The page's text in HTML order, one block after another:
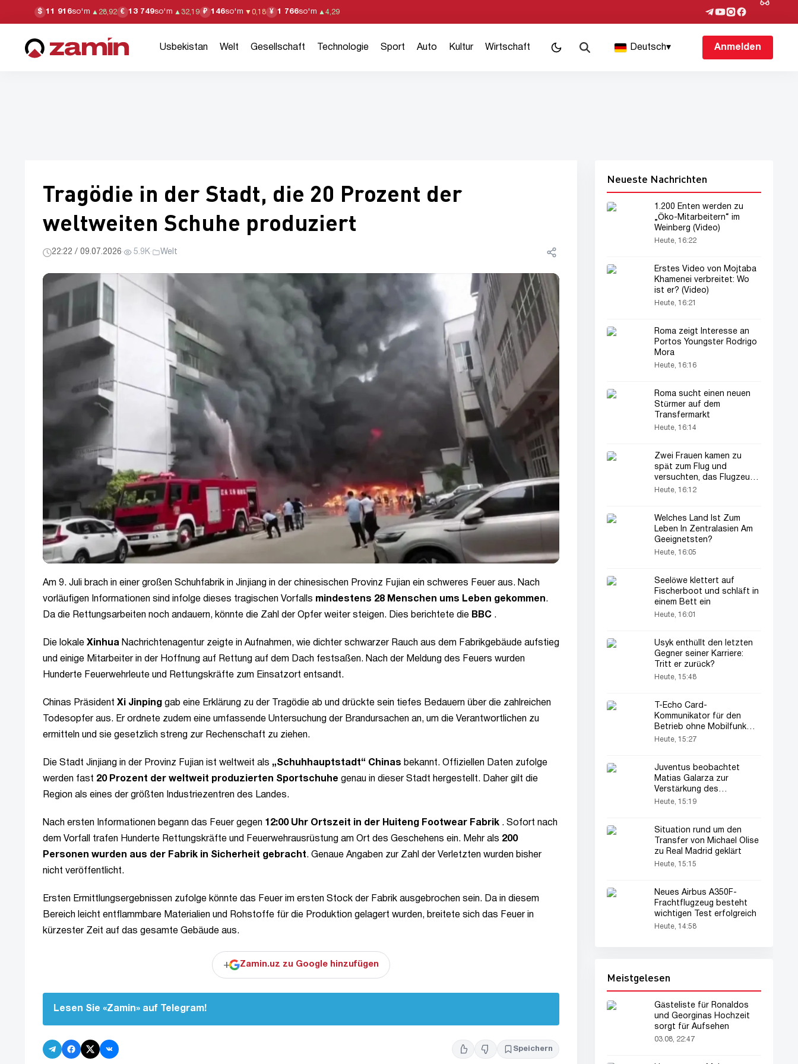
$ 11 916so'm ▲ 28,92 € 13 749so'm ▲ 32,19 ₽ 146so'm ▼ 0,18 ¥ 1 766so'm ▲ 4,29
Usbekistan Welt Gesellschaft Technologie Sport Auto Kultur Wirtschaft Deutsch▾ Anmelden
Tragödie in der Stadt, die 20 Prozent der
weltweiten Schuhe produziert
22:22 / 09.07.2026· 5.9K· Welt
Am 9. Juli brach in einer großen Schuhfabrik in Jinjiang in der chinesischen Provinz Fujian ein schweres Feuer aus. Nach
vorläufigen Informationen sind infolge dieses tragischen Vorfalls mindestens 28 Menschen ums Leben gekommen.
Da die Rettungsarbeiten noch andauern, könnte die Zahl der Opfer weiter steigen. Dies berichtete die BBC .
Die lokale Xinhua Nachrichtenagentur zeigte in Aufnahmen, wie dichter schwarzer Rauch aus dem Fabrikgebäude aufstieg
und einige Mitarbeiter in der Hoffnung auf Rettung auf dem Dach festsaßen. Nach der Meldung des Feuers wurden
Hunderte Feuerwehrleute und Rettungskräfte zum Einsatzort entsandt.
Chinas Präsident Xi Jinping gab eine Erklärung zu der Tragödie ab und drückte sein tiefes Bedauern über die zahlreichen
Todesopfer aus. Er ordnete zudem eine umfassende Untersuchung der Brandursachen an, um die Verantwortlichen zu
ermitteln und sie gesetzlich streng zur Rechenschaft zu ziehen.
Die Stadt Jinjiang in der Provinz Fujian ist weltweit als „Schuhhauptstadt“ Chinas bekannt. Offiziellen Daten zufolge
werden fast 20 Prozent der weltweit produzierten Sportschuhe genau in dieser Stadt hergestellt. Daher gilt die
Region als eines der größten Industriezentren des Landes.
Nach ersten Informationen begann das Feuer gegen 12:00 Uhr Ortszeit in der Huiteng Footwear Fabrik . Sofort nach
dem Vorfall trafen Hunderte Rettungskräfte und Feuerwehrausrüstung am Ort des Geschehens ein. Mehr als 200
Personen wurden aus der Fabrik in Sicherheit gebracht. Genaue Angaben zur Zahl der Verletzten wurden bisher
nicht veröffentlicht.
Ersten Ermittlungsergebnissen zufolge könnte das Feuer im ersten Stock der Fabrik ausgebrochen sein. Da in diesem
Bereich leicht entflammbare Materialien und Rohstoffe für die Produktion gelagert wurden, breitete sich das Feuer in
kürzester Zeit auf das gesamte Gebäude aus.
+ Zamin.uz zu Google hinzufügen
Lesen Sie «Zamin» auf Telegram!
Speichern
Neueste Nachrichten
1.200 Enten werden zu
„Öko-Mitarbeitern“ im
Weinberg (Video)
Heute, 16:22
Erstes Video von Mojtaba
Khamenei verbreitet: Wo
ist er? (Video)
Heute, 16:21
Roma zeigt Interesse an
Portos Youngster Rodrigo
Mora
Heute, 16:16
Roma sucht einen neuen
Stürmer auf dem
Transfermarkt
Heute, 16:14
Zwei Frauen kamen zu
spät zum Flug und
versuchten, das Flugzeug
zu stoppen (Video)
Heute, 16:12
Welches Land Ist Zum
Leben In Zentralasien Am
Geeignetsten?
Heute, 16:05
Seelöwe klettert auf
Fischerboot und schläft in
einem Bett ein
Heute, 16:01
Usyk enthüllt den letzten
Gegner seiner Karriere:
Tritt er zurück?
Heute, 15:48
T-Echo Card-
Kommunikator für den
Betrieb ohne Mobilfunk
vorgestellt
Heute, 15:27
Juventus beobachtet
Matias Galarza zur
Verstärkung des
Mittelfelds
Heute, 15:19
Situation rund um den
Transfer von Michael Olise
zu Real Madrid geklärt
Heute, 15:15
Neues Airbus A350F-
Frachtflugzeug besteht
wichtigen Test erfolgreich
Heute, 14:58
Meistgelesen
Gästeliste für Ronaldos
und Georginas Hochzeit
sorgt für Aufsehen
03.08, 22:47